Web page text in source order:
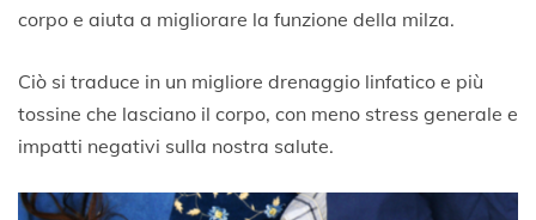
corpo e aiuta a migliorare la funzione della milza.
Ciò si traduce in un migliore drenaggio linfatico e più
tossine che lasciano il corpo, con meno stress generale e
impatti negativi sulla nostra salute.